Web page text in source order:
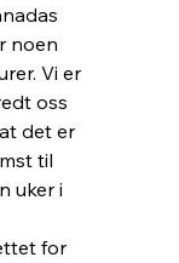
noen
Vi er
oss
det er
til
uker i
for